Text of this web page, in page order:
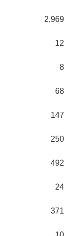
2,969
12
8
68
147
250
492
24
371